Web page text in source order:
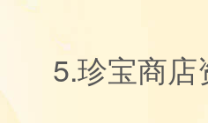
5.珍宝商